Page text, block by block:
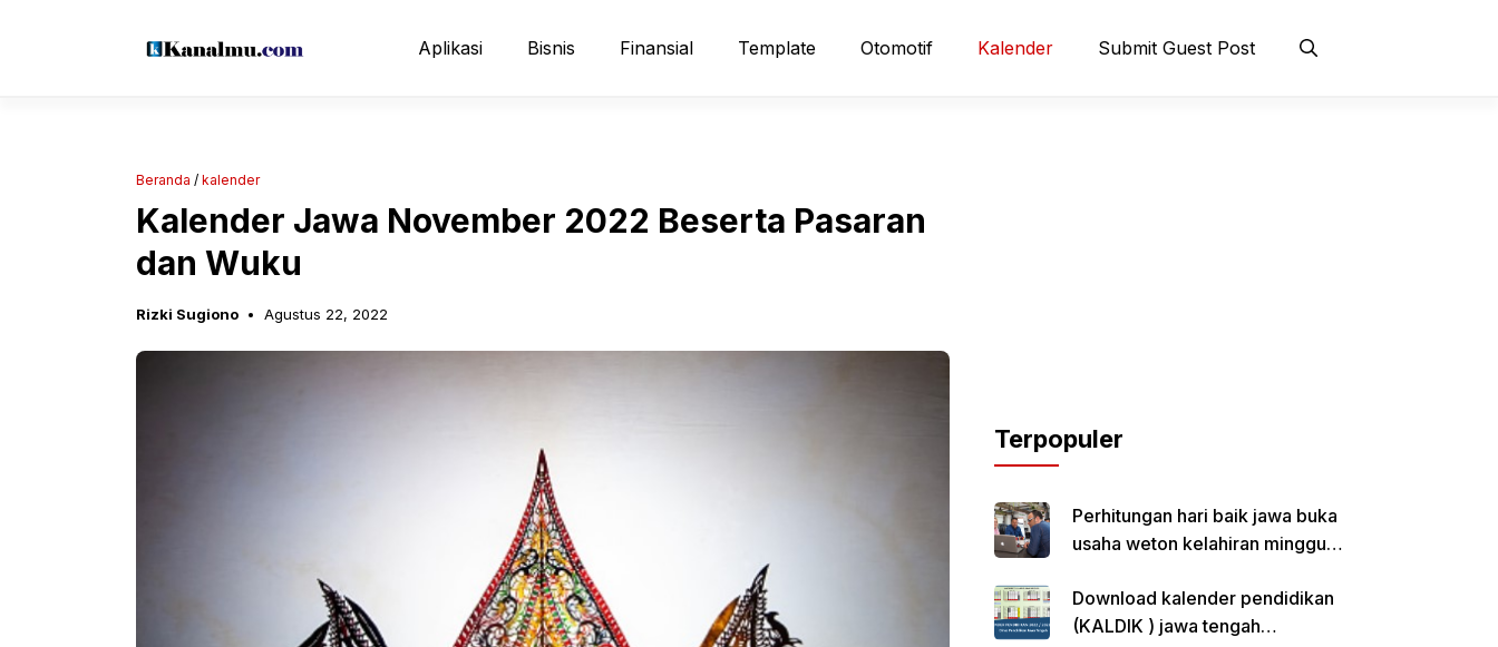
Aplikasi Bisnis Finansial Template Otomotif Kalender Submit Guest Post
Beranda / kalender
Kalender Jawa November 2022 Beserta Pasaran
dan Wuku
Rizki Sugiono Agustus 22, 2022
Terpopuler
Perhitungan hari baik jawa buka
usaha weton kelahiran minggu
Download kalender pendidikan
(KALDIK ) jawa tengah